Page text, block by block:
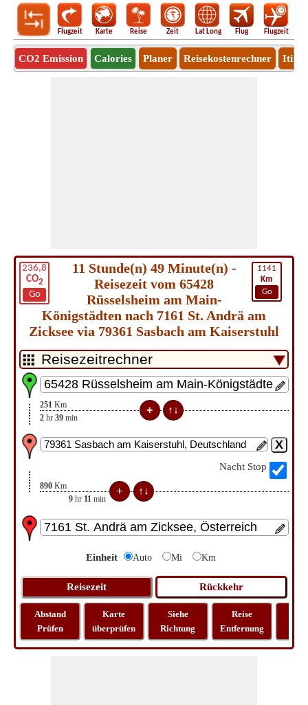
Flugzeit Karte Reise Zeit Lat Long Flug Flugzeit
CO2 Emission Calories Planer Reisekostenrechner
236,8
CO2
Go
1141
Km
Go
11 Stunde(n) 49 Minute(n) -
Reisezeit vom 65428
Rüsselsheim am Main-
Königstädten nach 7161 St. Andrä am
Zicksee via 79361 Sasbach am Kaiserstuhl
251 Km
2 hr 39 min
Nacht Stop
890 Km
9 hr 11 min
Einheit Auto Mi Km
Abstand
Prüfen
Karte
überprüfen
Siehe
Richtung
Reise
Entfernung